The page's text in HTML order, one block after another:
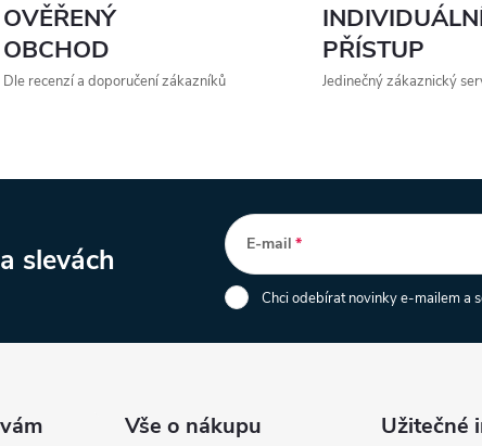
OVĚŘENÝ
OBCHOD
Dle recenzí a doporučení zákazníků
PŘÍSTUP
Jedinečný zákaznický
a slevách E-mail
Chci odebírat novinky e-mailem a
Vše o nákupu Užitečné